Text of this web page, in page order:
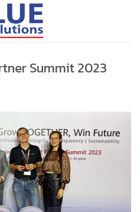
Summit 2023